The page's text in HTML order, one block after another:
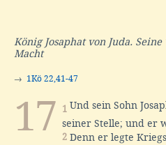
König Josaphat von Juda.
Macht
→ 1Kö 22,41-47
17 1 Und sein Sohn
seiner Stelle; und er
2 Denn er legte